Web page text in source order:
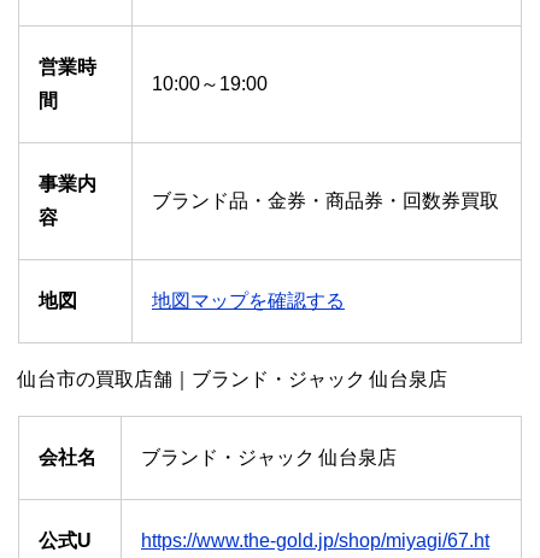
営業時
間
10:00～19:00
事業内
容
ブランド品・金券・商品券・回数券買取
地図 地図マップを確認する
仙台市の買取店舗｜ブランド・ジャック 仙台泉店
会社名 ブランド・ジャック 仙台泉店
公式U
https://www.the-gold.jp/shop/miyagi/67.ht